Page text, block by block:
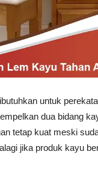
untuk
dua bidang
tetap kuat meski
jika produk kayu